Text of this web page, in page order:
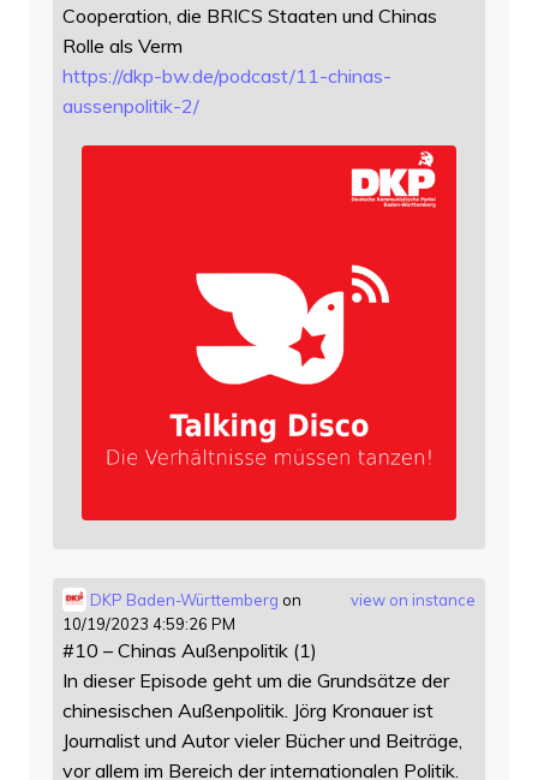
Cooperation, die BRICS Staaten und Chinas
Rolle als Verm
https://dkp-bw.de/podcast/11-chinas-
aussenpolitik-2/
view on instance
DKP Baden-Württemberg on
10/19/2023 4:59:26 PM
#10 – Chinas Außenpolitik (1)
In dieser Episode geht um die Grundsätze der
chinesischen Außenpolitik. Jörg Kronauer ist
Journalist und Autor vieler Bücher und Beiträge,
vor allem im Bereich der internationalen Politik.